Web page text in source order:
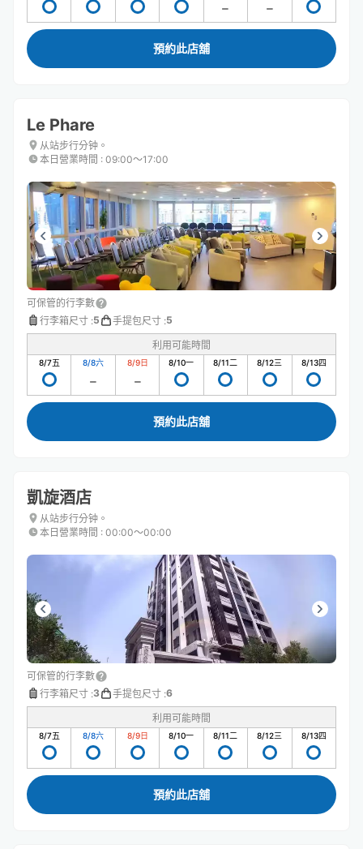
預約此店舖
Le Phare
从站步行分钟。
本日營業時間 : 09:00〜17:00
可保管的行李數
行李箱尺寸 :5 手提包尺寸 :5
利用可能時間
8/7五 8/8六 8/9日 8/10一 8/11二 8/12三 8/13四
預約此店舖
凱旋酒店
从站步行分钟。
本日營業時間 : 00:00〜00:00
可保管的行李數
行李箱尺寸 :3 手提包尺寸 :6
利用可能時間
8/7五 8/8六 8/9日 8/10一 8/11二 8/12三 8/13四
預約此店舖